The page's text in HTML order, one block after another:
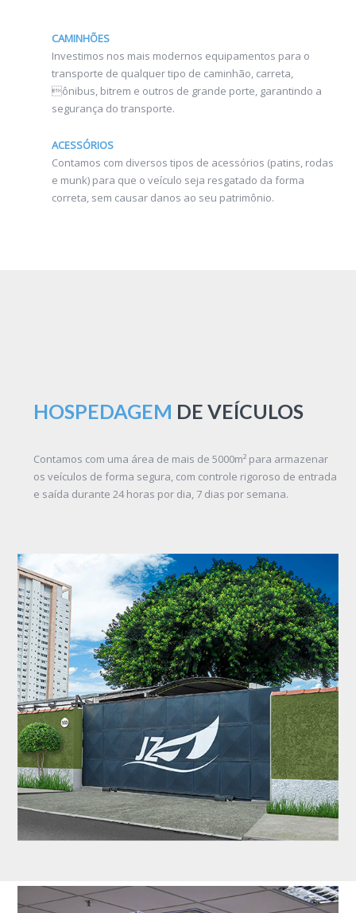
CAMINHÕES
Investimos nos mais modernos equipamentos para o
transporte de qualquer tipo de caminhão, carreta,
ônibus, bitrem e outros de grande porte, garantindo a
segurança do transporte.
ACESSÓRIOS
Contamos com diversos tipos de acessórios (patins, rodas
e munk) para que o veículo seja resgatado da forma
correta, sem causar danos ao seu patrimônio.
HOSPEDAGEM DE VEÍCULOS
Contamos com uma área de mais de 5000m² para armazenar
os veículos de forma segura, com controle rigoroso de entrada
e saída durante 24 horas por dia, 7 dias por semana.